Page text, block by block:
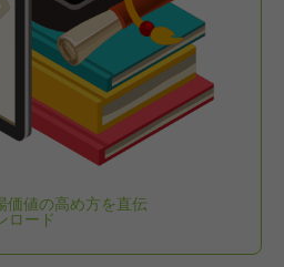
価値の高め方を直伝
ロード